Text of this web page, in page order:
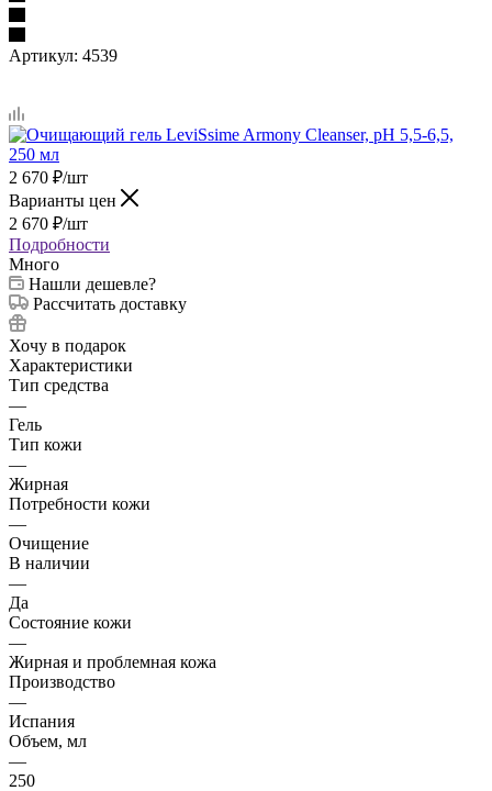
Артикул: 4539
2 670 ₽/шт
Варианты цен
2 670 ₽/шт
Подробности
Много
Нашли дешевле?
Рассчитать доставку
Хочу в подарок
Характеристики
Тип средства
—
Гель
Тип кожи
—
Жирная
Потребности кожи
—
Очищение
В наличии
—
Да
Состояние кожи
—
Жирная и проблемная кожа
Производство
—
Испания
Объем, мл
—
250